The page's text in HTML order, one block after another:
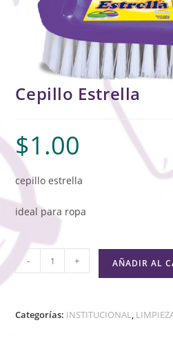
Cepillo Estrella
$1.00
cepillo estrella
ideal para ropa
- + AÑADIR AL
Categorías: INSTITUCIONAL,